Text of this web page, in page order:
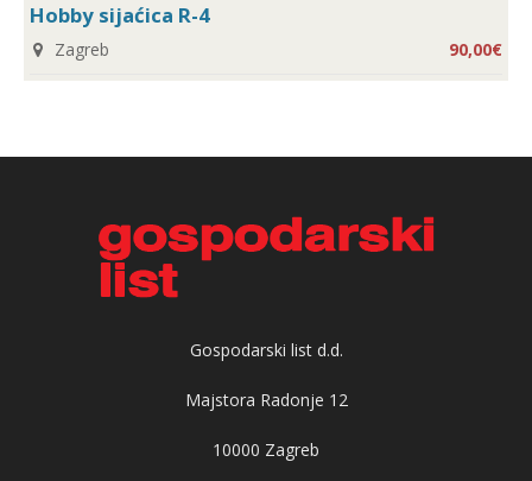
Hobby sijaćica R-4
Zagreb 90,00€
Gospodarski list d.d.
Majstora Radonje 12
10000 Zagreb